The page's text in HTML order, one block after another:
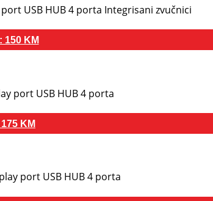
port USB HUB 4 porta Integrisani zvučnici
150 KM
port USB HUB 4 porta
KM
port USB HUB 4 porta